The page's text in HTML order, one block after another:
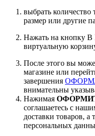
выбрать количество
размер или другие
Нажать на кнопку
виртуальную
После этого вы
магазине или
завершения
внимательны
Нажимая
соглашаетесь с
доставки товаров, а
персональных